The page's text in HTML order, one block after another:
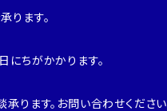
ります。
ちがかかります。
ります。お問い合わせください